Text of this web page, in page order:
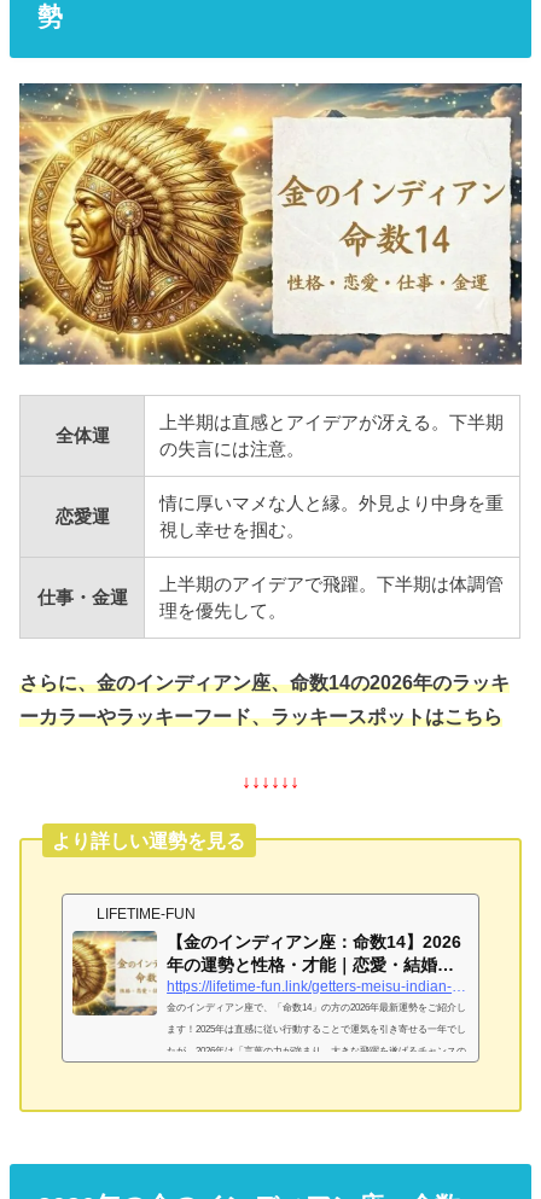
勢
全体運
上半期は直感とアイデアが冴える。下半期
の失言には注意。
恋愛運
情に厚いマメな人と縁。外見より中身を重
視し幸せを掴む。
仕事・金運
上半期のアイデアで飛躍。下半期は体調管
理を優先して。
さらに、金のインディアン座、命数14の2026年のラッキ
ーカラーやラッキーフード、ラッキースポットはこちら
↓↓↓↓↓↓
より詳しい運勢を見る
LIFETIME-FUN
【金のインディアン座：命数14】2026
年の運勢と性格・才能｜恋愛・結婚・
金運を完...
金のインディアン座で、「命数14」の方の2026年最新運勢をご紹介し
ます！2025年は直感に従い行動することで運気を引き寄せる一年でし
たが、2026年は「言葉の力が強まり、大きな飛躍を遂げるチャンスの